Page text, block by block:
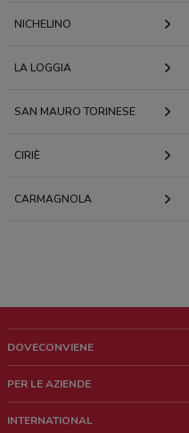
NICHELINO
LA LOGGIA
SAN MAURO TORINESE
CIRIÈ
CARMAGNOLA
DOVECONVIENE
Chi siamo
PER LE AZIENDE
INTERNATIONAL